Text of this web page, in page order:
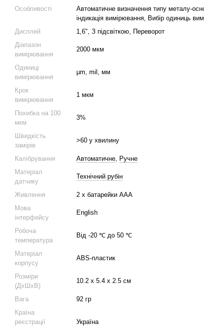
Особливості
Автоматичне визначення типу металу-
індикація вимірювання, Вибір одиниць
Дисплей
1,6", З підсвіткою, Переворот
Діапазон
вимірювання
2000 мкм
Одиниці
вимірювання
µm, mil, мм
Крок
вимірювання
1 мкм
Похибка на 100
мкм
3%
Швидкість
замірів
>60 у хвилину
Калібрування Автоматичне, Ручне
Матеріал
датчику
Технічний рубін
Живлення
2 х батарейки ААА
Мова
інтерфейсу
English
Робоча
температура
Від -20 ℃ до 50 ℃
Матеріал
корпусу
ABS-пластик
Розміри
(ДхШхВ)
10.2 х 5.4 х 2.5 см
Вага
92 гр
Країна
реєстрації
Україна